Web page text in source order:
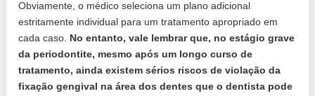
Obviamente, o médico seleciona um plano adicional
estritamente individual para um tratamento apropriado em
cada caso. No entanto, vale lembrar que, no estágio grave
da periodontite, mesmo após um longo curso de
tratamento, ainda existem sérios riscos de violação da
fixação gengival na área dos dentes que o dentista pode